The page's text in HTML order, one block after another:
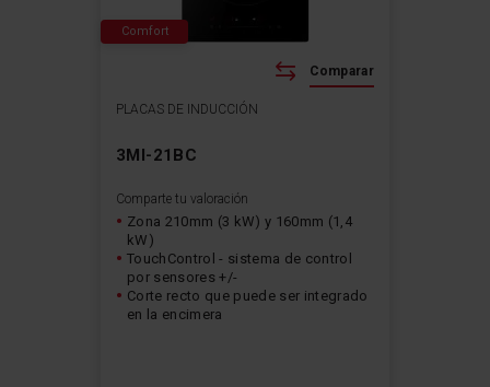
PLACAS DE INDUCCIÓN
3MI-21BC
Comparte tu valoración
Zona 210mm (3 kW) y 160mm (1,4
kW)
TouchControl - sistema de control
por sensores +/-
Corte recto que puede ser integrado
en la encimera
Comparar
Comfort